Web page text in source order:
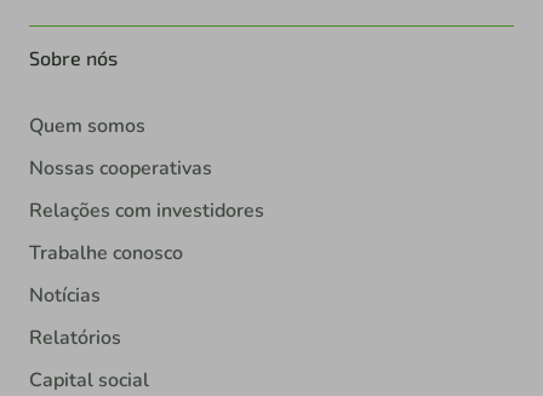
Sobre nós
Quem somos
Nossas cooperativas
Relações com investidores
Trabalhe conosco
Notícias
Relatórios
Capital social